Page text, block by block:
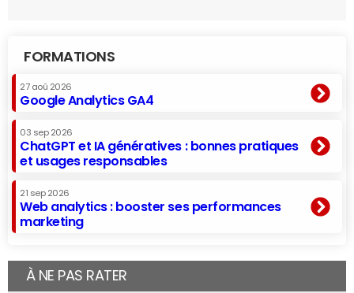
FORMATIONS
27 aoû 2026
Google Analytics GA4
03 sep 2026
ChatGPT et IA génératives : bonnes pratiques
et usages responsables
21 sep 2026
Web analytics : booster ses performances
marketing
À NE PAS RATER